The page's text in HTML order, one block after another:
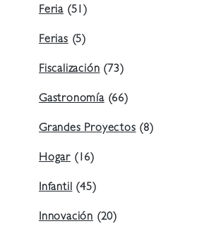
Feria (51)
Ferias (5)
Fiscalización (73)
Gastronomía(66)
Grandes Proyectos (8)
Hogar (16)
Infantil (45)
Innovación (20)